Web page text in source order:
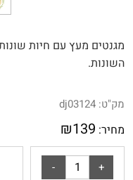
מגנטים מעץ עם חיות
השונות.
מק"ט: dj03124
מחיר: ₪139